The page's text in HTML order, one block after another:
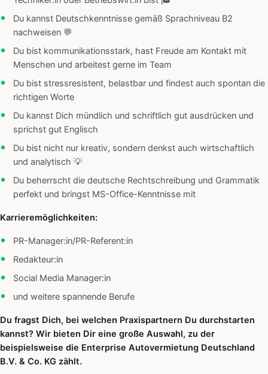
Du kannst Deutschkenntnisse gemäß Sprachniveau B2
nachweisen 💬
Du bist kommunikationsstark, hast Freude am Kontakt mit
Menschen und arbeitest gerne im Team
Du bist stressresistent, belastbar und findest auch spontan die
richtigen Worte
Du kannst Dich mündlich und schriftlich gut ausdrücken und
sprichst gut Englisch
Du bist nicht nur kreativ, sondern denkst auch wirtschaftlich
und analytisch 💡
Du beherrscht die deutsche Rechtschreibung und Grammatik
perfekt und bringst MS-Office-Kenntnisse mit
Karrieremöglichkeiten:
PR-Manager:in/PR-Referent:in
Redakteur:in
Social Media Manager:in
und weitere spannende Berufe
Du fragst Dich, bei welchen Praxispartnern Du durchstarten
kannst? Wir bieten Dir eine große Auswahl, zu der
beispielsweise die Enterprise Autovermietung Deutschland
B.V. & Co. KG zählt.